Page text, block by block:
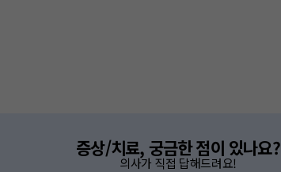
증상/치료, 궁금한 점이 있나요?
의사가 직접 답해드려요!